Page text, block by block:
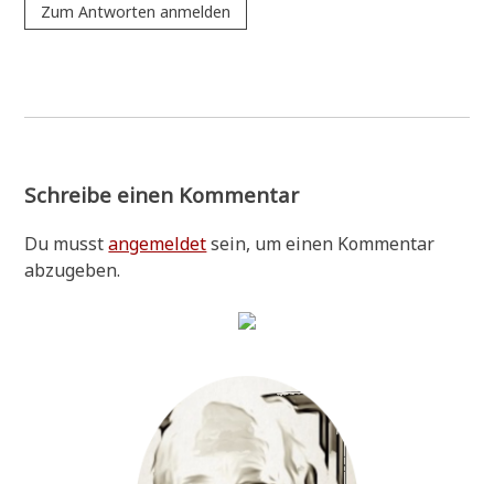
Zum Antworten anmelden
Schreibe einen Kommentar
Du musstangemeldetsein, um einen Kommentar
abzugeben.